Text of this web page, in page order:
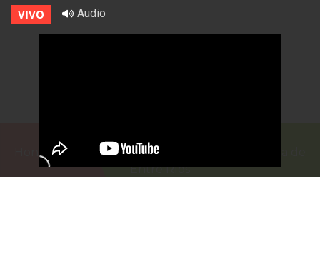
Honorable Cámara de Senadores de la Provincia de
Entre Ríos
VIVO Audio